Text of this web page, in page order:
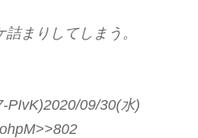
まりしてしまう。
PIvK)2020/09/30(水)